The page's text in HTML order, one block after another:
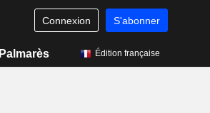
Connexion S'abonner
Palmarès Édition française